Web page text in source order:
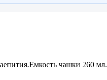
чашки 260 мл.